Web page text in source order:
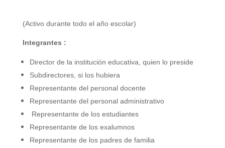
(Activo durante todo el año escolar)
Integrantes :
Director de la institución educativa, quien lo preside
Subdirectores, si los hubiera
Representante del personal docente
Representante del personal administrativo
Representante de los estudiantes
Representante de los exalumnos
Representante de los padres de familia